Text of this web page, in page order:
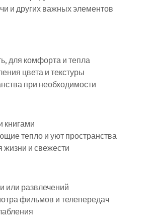
и других важных элементов
для комфорта и тепла
цвета и текстуры
при необходимости
тепло и уют пространства
и свежести
или развлечений
фильмов и телепередач